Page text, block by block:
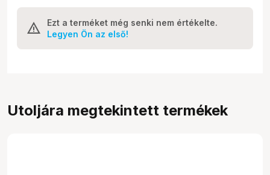
Ezt a terméket még senki nem értékelte.
Legyen Ön az első!
Utoljára megtekintett termékek